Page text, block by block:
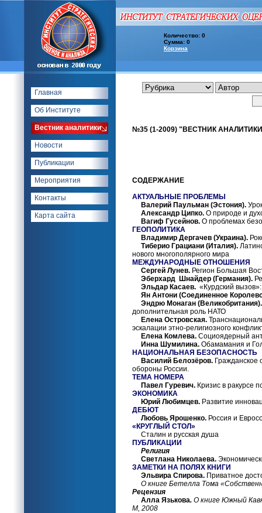
Количество: 0
Сумма: 0
Корзина
Главная
Об Институте
Вестник аналитики
Новости
Публикации
Мероприятия
Контакты
Карта сайта
№35 (1-2009) "ВЕСТНИК
СОДЕРЖАНИЕ
АКТУАЛЬНЫЕ ПРОБЛЕМЫ
Валерий Паульман (Эстония).
Александр Ципко. О природе и
Вагиф Гусейнов. О проблемах
ГЕОПОЛИТИКА
Владимир Дергачев (Украина).
Тиберио Грациани (Италия).
нового многополярного мира
МЕЖДУНАРОДНЫЕ ОТНОШЕНИЯ
Сергей Лунев. Регион Большая
Эберхард Шнайдер (Германия).
Эльдар Касаев. «Курдский
Ян Антони (Соединенное
Эндрю Монаган (Великобритания).
дополнительная роль НАТО
Елена Островская.
эскалации этно-религиозного
Елена Комлева. Социоядерный
Инна Шумилина. Обамамания и
НАЦИОНАЛЬНАЯ БЕЗОПАСНОСТЬ
Василий Белозёров. Гражданское
обороны России.
ТЕМА НОМЕРА
Павел Гуревич. Кризис в ракурсе
ЭКОНОМИКА
Юрий Любимцев. Развитие
ДЕБЮТ
Любовь Ярошенко. Россия и
«КРУГЛЫЙ СТОЛ»
Сталин и русская душа
ПУБЛИКАЦИИ
Религия
Светлана Николаева.
ЗАМЕТКИ НА ПОЛЯХ КНИГИ
Эльвира Спирова. Приватное
О книге Бетелла Тома
Рецензия
Алла Язькова. О книге Южный
М, 2008